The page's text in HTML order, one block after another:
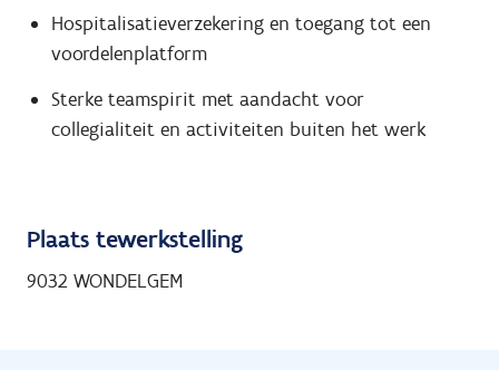
Hospitalisatieverzekering en toegang tot een
voordelenplatform
Sterke teamspirit met aandacht voor
collegialiteit en activiteiten buiten het werk
Plaats tewerkstelling
9032 WONDELGEM